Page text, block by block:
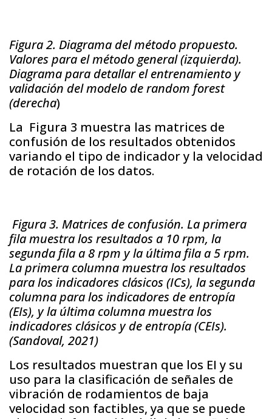
Figura 2. Diagrama del método propuesto.
Valores para el método general (izquierda).
Diagrama para detallar el entrenamiento y
validación del modelo de random forest
(derecha)
La Figura 3 muestra las matrices de
confusión de los resultados obtenidos
variando el tipo de indicador y la velocidad
de rotación de los datos.
Figura 3. Matrices de confusión. La primera
fila muestra los resultados a 10 rpm, la
segunda fila a 8 rpm y la última fila a 5 rpm.
La primera columna muestra los resultados
para los indicadores clásicos (ICs), la segunda
columna para los indicadores de entropía
(EIs), y la última columna muestra los
indicadores clásicos y de entropía (CEIs).
(Sandoval, 2021)
Los resultados muestran que los EI y su
uso para la clasificación de señales de
vibración de rodamientos de baja
velocidad son factibles, ya que se puede